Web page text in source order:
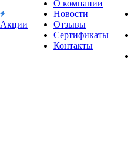
Акции
О компании
Новости
Отзывы
Сертификаты
Контакты